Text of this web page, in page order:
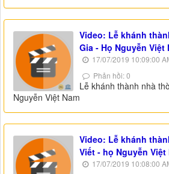
Video: Lễ khánh
Gia - Họ Nguyễn Việt
17/07/2019 10:09:00
Phản hồi: 0
Lễ khánh thành nhà
Nguyễn Việt Nam
Video: Lễ khánh
Viết - họ Nguyễn Việt
17/07/2019 10:08:00